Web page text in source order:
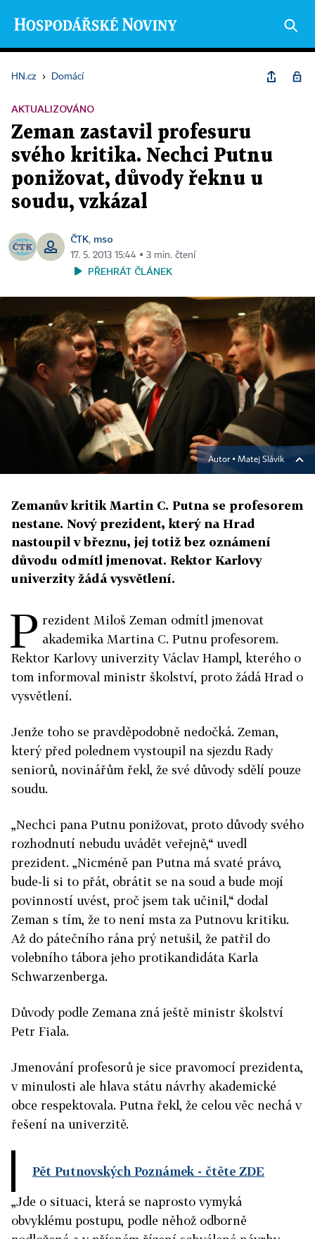
HN.cz › Domácí
AKTUALIZOVÁNO
Zeman zastavil profesuru
svého kritika. Nechci Putnu
ponižovat, důvody řeknu u
soudu, vzkázal
ČTK, mso
17. 5. 2013 15:44 ▪ 3 min. čtení
PŘEHRÁT ČLÁNEK
Autor ▪ Matej Slávik
Zemanův kritik Martin C. Putna se profesorem
nestane. Nový prezident, který na Hrad
nastoupil v březnu, jej totiž bez oznámení
důvodu odmítl jmenovat. Rektor Karlovy
univerzity žádá vysvětlení.
P rezident Miloš Zeman odmítl jmenovat
akademika Martina C. Putnu profesorem.
Rektor Karlovy univerzity Václav Hampl, kterého o
tom informoval ministr školství, proto žádá Hrad o
vysvětlení.
Jenže toho se pravděpodobně nedočká. Zeman,
který před polednem vystoupil na sjezdu Rady
seniorů, novinářům řekl, že své důvody sdělí pouze
soudu.
„Nechci pana Putnu ponižovat, proto důvody svého
rozhodnutí nebudu uvádět veřejně,“ uvedl
prezident. „Nicméně pan Putna má svaté právo,
bude-li si to přát, obrátit se na soud a bude mojí
povinností uvést, proč jsem tak učinil,“ dodal
Zeman s tím, že to není msta za Putnovu kritiku.
Až do pátečního rána prý netušil, že patřil do
volebního tábora jeho protikandidáta Karla
Schwarzenberga.
Důvody podle Zemana zná ještě ministr školství
Petr Fiala.
Jmenování profesorů je sice pravomocí prezidenta,
v minulosti ale hlava státu návrhy akademické
obce respektovala. Putna řekl, že celou věc nechá v
řešení na univerzitě.
Pět Putnovských Poznámek - čtěte ZDE
„Jde o situaci, která se naprosto vymyká
obvyklému postupu, podle něhož odborně